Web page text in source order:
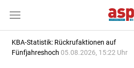
KBA-Statistik: Rückrufaktionen auf
Fünfjahreshoch 05.08.2026, 15:22 Uhr